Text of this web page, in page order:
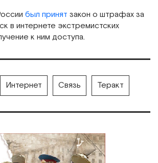
был принят закон о штрафах за
в интернете экстремистских
к ним доступа.
Интернет Связь Теракт